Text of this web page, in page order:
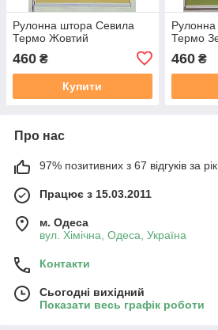
Рулонна штора Севила
Термо Жовтий
460 ₴
Купити
Термо
460₴
Про нас
97% позитивних з 67 відгуків за рік
Працює з 15.03.2011
м. Одеса
вул. Хiмiчна, Одеса, Україна
Контакти
Сьогодні вихідний
Показати весь графік роботи